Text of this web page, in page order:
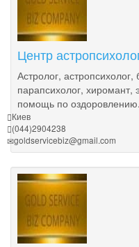
Центр
Астролог,
парапсихолог, хиромант,
помощь по оздоровлению.
Киев
(044)2904238
goldservicebiz@gmail.com